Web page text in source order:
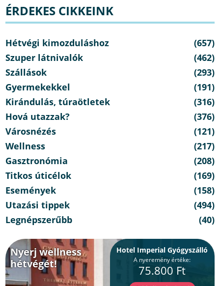
ÉRDEKES CIKKEINK
Hétvégi kimozduláshoz
(657)
Szuper látnivalók
(462)
Szállások
(293)
Gyermekekkel
(191)
Kirándulás, túraötletek
(316)
Hová utazzak?
(376)
Városnézés
(121)
Wellness
(217)
Gasztronómia
(208)
Titkos úticélok
(169)
Események
(158)
Utazási tippek
(494)
Legnépszerűbb
(40)
Nyerj wellness
hétvégét!
Hotel Imperial Gyógyszálló
A nyeremény értéke:
75.800 Ft